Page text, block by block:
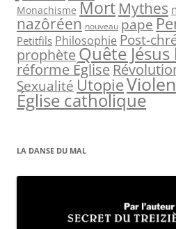
Monachisme Mort Mythes
nazôréen nouveau pape
Petitfils Philosophie Post-
prophèteQuête
réforme Église
Sexualité Utopie
Église catholique
LA DANSE DU MAL